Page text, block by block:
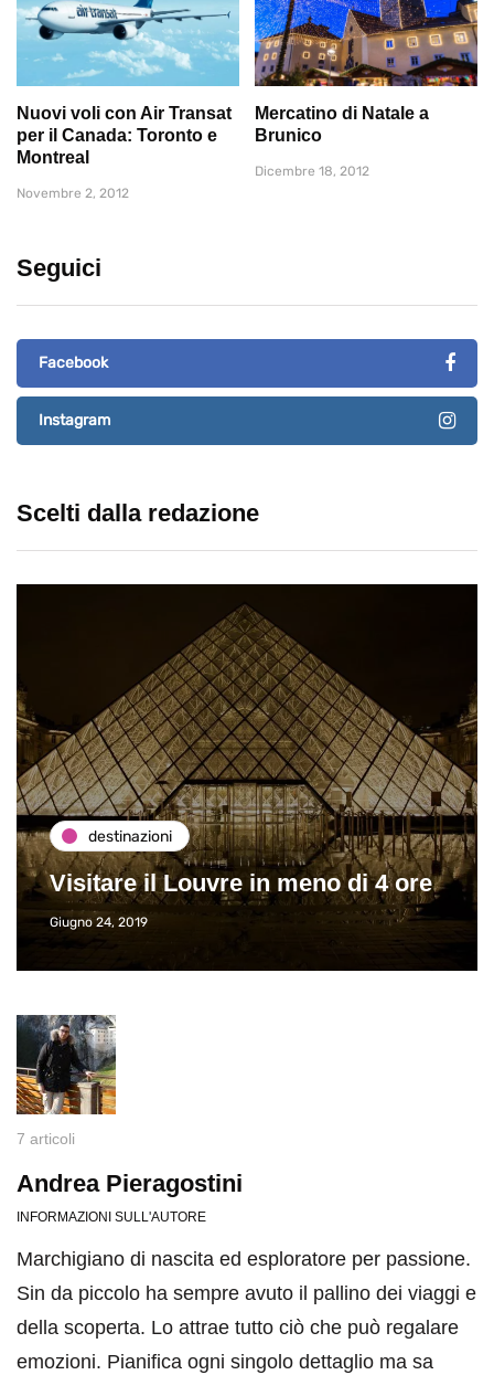
Nuovi voli con Air Transat
per il Canada: Toronto e
Montreal
Novembre 2, 2012
Mercatino di Natale a
Brunico
Dicembre 18, 2012
Seguici
Facebook
Instagram
Scelti dalla redazione
destinazioni
Visitare il Louvre in meno di 4 ore
Giugno 24, 2019
7 articoli
Andrea Pieragostini
INFORMAZIONI SULL'AUTORE
Marchigiano di nascita ed esploratore per passione.
Sin da piccolo ha sempre avuto il pallino dei viaggi e
della scoperta. Lo attrae tutto ciò che può regalare
emozioni. Pianifica ogni singolo dettaglio ma sa